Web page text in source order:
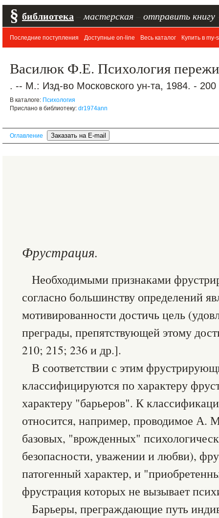
§ библиотека мастерская отправить книгу
Последние поступления Доступные on-line Весь каталог Купить в my-
Василюк Ф.Е. Психология
. -- М.: Изд-во Московского ун-та, 1984. - 200
В каталоге: Психология
Прислано в библиотеку: dr1974ann
Оглавление
Фрустрация.
Необходимыми признаками
согласно большинству определений
мотивированности достичь цель
преграды, препятствующей этому
210; 215; 236 и др.].
В соответствии с этим
классифицируются по характеру
характеру "барьеров". К
относится, например, проводимое А.
базовых, "врожденных"
безопасности, уважении и любви),
патогенный характер, и
фрустрация которых не вызывает
Барьеры, преграждающие путь